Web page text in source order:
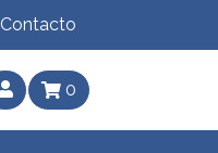
Contacto
0